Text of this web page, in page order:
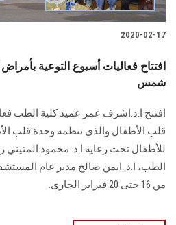
2020-02-17
افتتاح فعاليات أسبوع التوعية
شمس
افتتح ا.د.اشرف عمر عميد كلية الطب
قلب الأطفال والذى تنظمه وحدة قلب
للأطفال تحت رعاية ا.د. محمود المتيني
الطب، ا.د. ايمن صالح مدير عام
من 16 حتى 20 فبراير الجارى.